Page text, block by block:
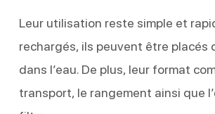
Leur utilisation reste simple et
rechargés, ils peuvent être placés
dans l’eau. De plus, leur format
transport, le rangement ainsi que